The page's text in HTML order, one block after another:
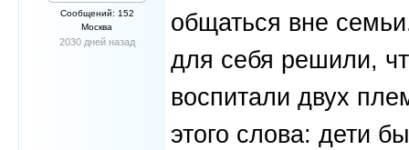
Сообщений: 152
Москва
2030 дней назад
общаться вне
для себя решили,
воспитали двух
этого слова: дети